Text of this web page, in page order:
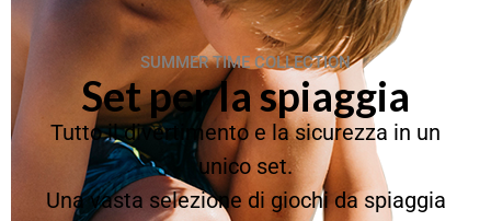
SUMMER TIME COLLECTION
Set per la spiaggia
Tutto il divertimento e la sicurezza in un
unico set.
Una vasta selezione di giochi da spiaggia